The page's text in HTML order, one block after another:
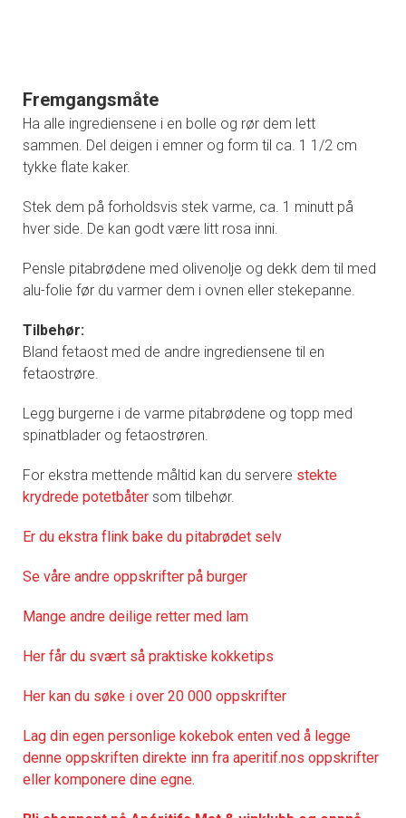
Fremgangsmåte
Ha alle ingrediensene i en bolle og rør dem lett
sammen. Del deigen i emner og form til ca. 1 1/2 cm
tykke flate kaker.
Stek dem på forholdsvis stek varme, ca. 1 minutt på
hver side. De kan godt være litt rosa inni.
Pensle pitabrødene med olivenolje og dekk dem til med
alu-folie før du varmer dem i ovnen eller stekepanne.
Tilbehør:
Bland fetaost med de andre ingrediensene til en
fetaostrøre.
Legg burgerne i de varme pitabrødene og topp med
spinatblader og fetaostrøren.
For ekstra mettende måltid kan du servere stekte
krydrede potetbåter som tilbehør.
Er du ekstra flink bake du pitabrødet selv
Se våre andre oppskrifter på burger
Mange andre deilige retter med lam
Her får du svært så praktiske kokketips
Her kan du søke i over 20 000 oppskrifter
Lag din egen personlige kokebok enten ved å legge
denne oppskriften direkte inn fra aperitif.nos oppskrifter
eller komponere dine egne.